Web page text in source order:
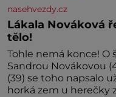
nasehvezdy.cz
Lákala Nováková
tělo!
Tohle nemá konce! O
Sandrou Novákovou
(39) se toho napsalo
horká zem u herečky